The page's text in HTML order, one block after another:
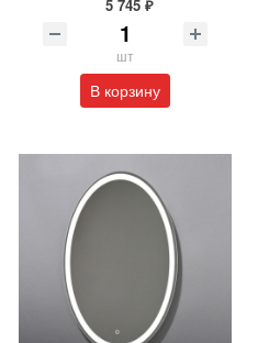
5 745 ₽
шт
В корзину